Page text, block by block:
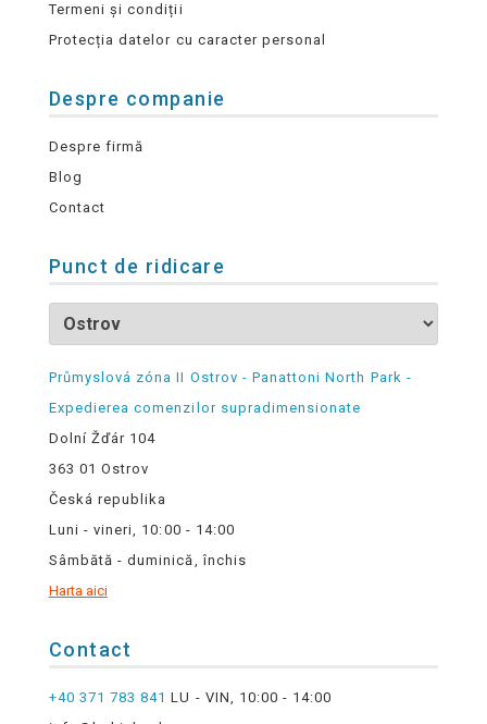
Termeni și condiții
Protecția datelor cu caracter personal
Despre companie
Despre firmă
Blog
Contact
Punct de ridicare
Průmyslová zóna II Ostrov - Panattoni North Park -
Expedierea comenzilor supradimensionate
Dolní Žďár 104
363 01 Ostrov
Česká republika
Luni - vineri, 10:00 - 14:00
Sâmbătă - duminică, închis
Harta aici
Contact
+40 371 783 841 LU - VIN, 10:00 - 14:00